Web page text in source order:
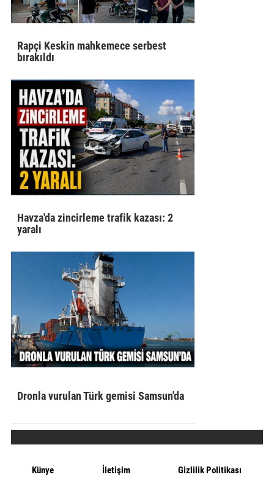
Rapçi Keskin mahkemece serbest
bırakıldı
Havza'da zincirleme trafik kazası: 2
yaralı
Dronla vurulan Türk gemisi Samsun'da
Künye İletişim Gizlilik Politikası